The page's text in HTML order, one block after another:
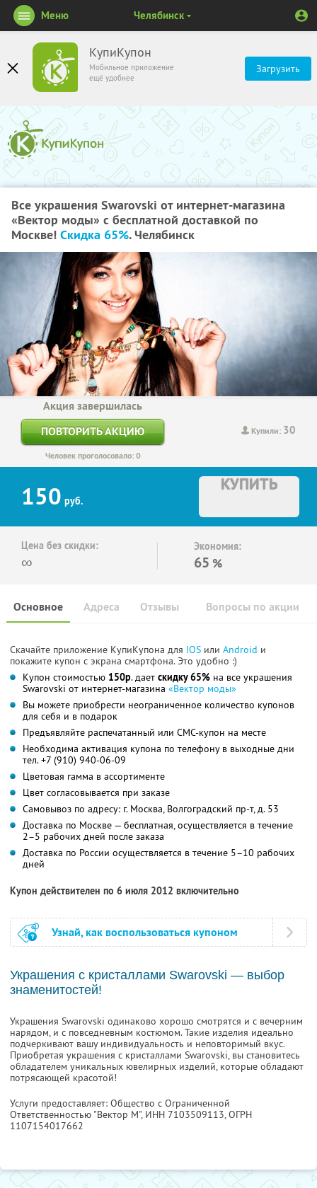
КупиКупон
Мобильное приложение
ещё удобнее
Загрузить
Меню Челябинск
Все украшения Swarovski от интернет-магазина
«Вектор моды» с бесплатной доставкой по
Москве! Скидка 65%. Челябинск
Купили: 30
Акция завершилась
ПОВТОРИТЬ АКЦИЮ
Человек проголосовало: 0
150 руб.
КУПИТЬ
Цена без скидки:
∞
Экономия:
65 %
Основное Отзывы Вопросы по акции
Адреса
Скачайте приложение КупиКупона для IOS или Android и
покажите купон с экрана смартфона. Это удобно :)
Купон стоимостью 150р. дает скидку 65% на все украшения
Swarovski от интернет-магазина «Вектор моды»
Вы можете приобрести неограниченное количество купонов
для себя и в подарок
Предъявляйте распечатанный или СМС-купон на месте
Необходима активация купона по телефону в выходные дни
тел. +7 (910) 940-06-09
Цветовая гамма в ассортименте
Цвет согласовывается при заказе
Самовывоз по адресу: г. Москва, Волгоградский пр-т, д. 53
Доставка по Москве — бесплатная, осуществляется в течение
2–5 рабочих дней после заказа
Доставка по России осуществляется в течение 5–10 рабочих
дней
Купон действителен по 6 июля 2012 включительно
Узнай, как воспользоваться купоном
Украшения с кристаллами Swarovski — выбор
знаменитостей!
Украшения Swarovski одинаково хорошо смотрятся и с вечерним
нарядом, и с повседневным костюмом. Такие изделия идеально
подчеркивают вашу индивидуальность и неповторимый вкус.
Приобретая украшения с кристаллами Swarovski, вы становитесь
обладателем уникальных ювелирных изделий, которые обладают
потрясающей красотой!
Услуги предоставляет: Общество с Ограниченной
Ответственностью "Вектор М", ИНН 7103509113, ОГРН
1107154017662